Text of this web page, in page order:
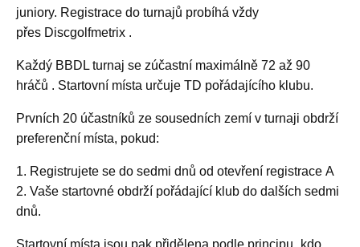
juniory. Registrace do turnajů probíhá vždy
přes Discgolfmetrix .
Každý BBDL turnaj se zúčastní maximálně 72 až 90
hráčů . Startovní místa určuje TD pořádajícího klubu.
Prvních 20 účastníků ze sousedních zemí v turnaji obdrží
preferenční místa, pokud:
1. Registrujete se do sedmi dnů od otevření registrace A
2. Vaše startovné obdrží pořádající klub do dalších sedmi
dnů.